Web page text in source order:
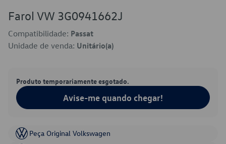
Farol VW 3G0941662J
Compatibilidade: Passat
Unidade de venda: Unitário(a)
Produto temporariamente esgotado.
Avise-me quando chegar!
Peça Original Volkswagen